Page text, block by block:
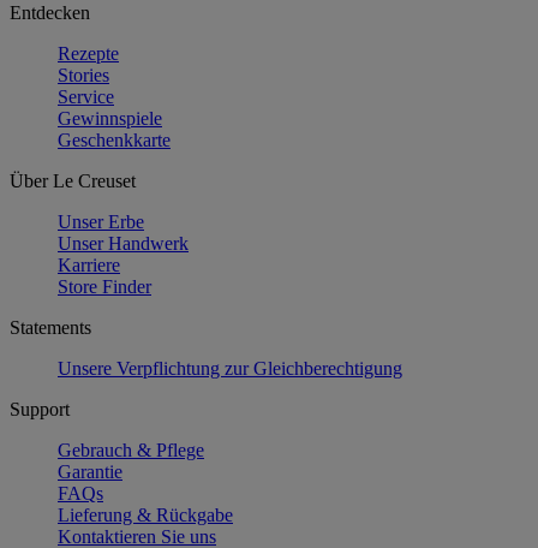
Entdecken
Rezepte
Stories
Service
Gewinnspiele
Geschenkkarte
Über Le Creuset
Unser Erbe
Unser Handwerk
Karriere
Store Finder
Statements
Unsere Verpflichtung zur Gleichberechtigung
Support
Gebrauch & Pflege
Garantie
FAQs
Lieferung & Rückgabe
Kontaktieren Sie uns